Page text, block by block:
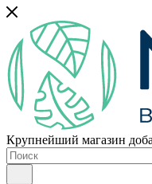
Крупнейший магазин